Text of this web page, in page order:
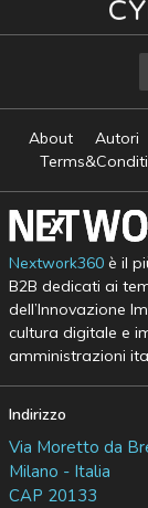
About Autori
Nextwork360è il
B2B dedicati ai
dell’Innovazione
cultura digitale e
amministrazioni
Indirizzo
Via Moretto da
Milano - Italia
CAP 20133